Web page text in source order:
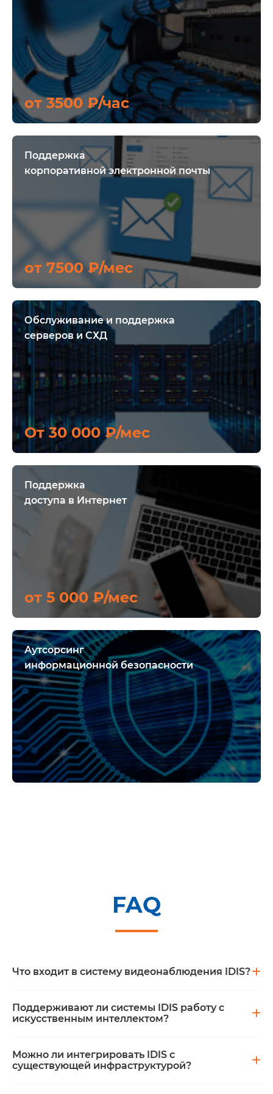
от 3500 ₽/час
Поддержка
корпоративной электронной почты
от 7500 ₽/мес
Обслуживание и поддержка
серверов и СХД
От 30 000 ₽/мес
Поддержка
доступа в Интернет
от 5 000 ₽/мес
Аутсорсинг
информационной безопасности
FAQ
Что входит в систему видеонаблюдения IDIS?
видеорегистраторы, программное
обеспечение, мониторы и сетевые устройства
— всё необходимое для построения
Поддерживают ли системы IDIS работу с
искусственным интеллектом?
анализ — распознавание лиц, объектов,
номеров и аномального поведения.
Можно ли интегрировать IDIS с
существующей инфраструктурой?